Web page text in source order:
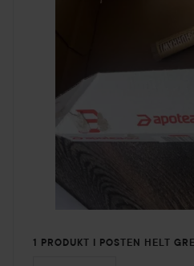
1 PRODUKT I POSTEN HELT